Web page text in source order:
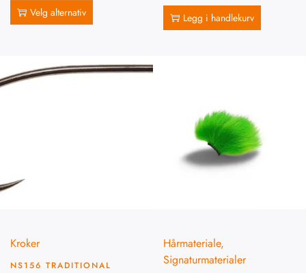
Velg alternativ
Legg i handlekurv
Kroker
NS156 TRADITIONAL
Hårmateriale,
Signaturmaterialer